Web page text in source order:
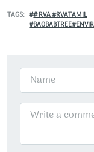
TAGS
# RVA #RVATAMIL